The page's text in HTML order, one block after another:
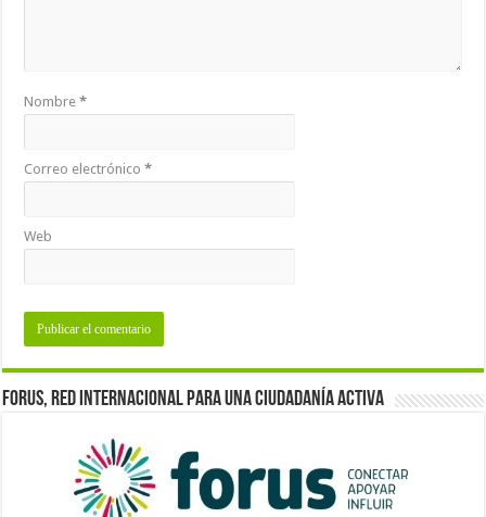
Nombre*
Correo electrónico*
Web
Forus, red internacional para una ciudadanía activa